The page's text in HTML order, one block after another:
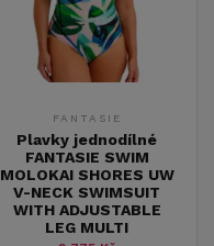
FANTASIE
Plavky jednodílné
FANTASIE SWIM
MOLOKAI SHORES UW
V-NECK SWIMSUIT
WITH ADJUSTABLE
LEG MULTI